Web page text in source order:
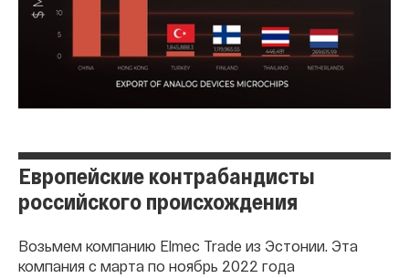
Европейские контрабандисты
российского происхождения
Возьмем компанию Elmec Trade из Эстонии. Эта
компания с марта по ноябрь 2022 года